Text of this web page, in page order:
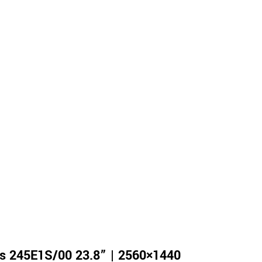
245E1S/00 23.8” | 2560×1440